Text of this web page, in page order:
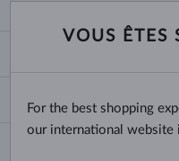
NOUS CONNAÎTRE
LIVRAISON ET PAIEMENT
CHOISIR DES ALLIANCES
CERTIFICATS D’AUTHENTICITÉ
TAILLE ET VARIÉTÉ DES CHAÎNES
TAILLES DE BRACELETS
France
VOUS ÊTES
For the best shopping
our international website